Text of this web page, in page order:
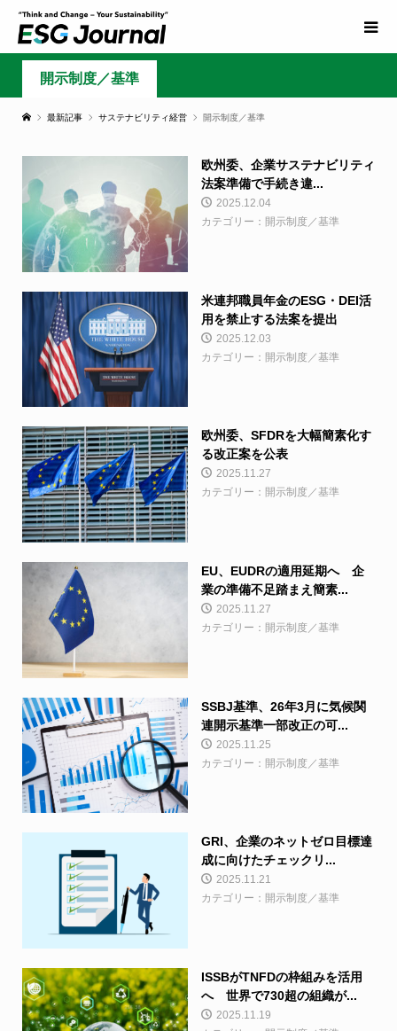
開示制度／基準
最新記事 サステナビリティ経営 開示制度／基準
欧州委、企業サステナビリティ
法案準備で手続き違...
2025.12.04
カテゴリー：開示制度／基準
米連邦職員年金のESG・DEI活
用を禁止する法案を提出
2025.12.03
カテゴリー：開示制度／基準
欧州委、SFDRを大幅簡素化す
る改正案を公表
2025.11.27
カテゴリー：開示制度／基準
EU、EUDRの適用延期へ 企
業の準備不足踏まえ簡素...
2025.11.27
カテゴリー：開示制度／基準
SSBJ基準、26年3月に気候関
連開示基準一部改正の可...
2025.11.25
カテゴリー：開示制度／基準
GRI、企業のネットゼロ目標達
成に向けたチェックリ...
2025.11.21
カテゴリー：開示制度／基準
ISSBがTNFDの枠組みを活用
へ 世界で730超の組織が...
2025.11.19